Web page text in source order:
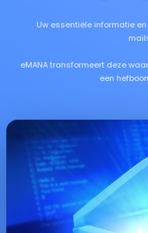
Uw essentiële informatie
eMANA transformeert deze
een